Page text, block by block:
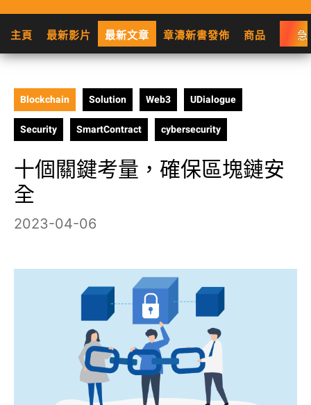
主頁 最新影片 最新文章 章濤新書發佈 商品 急
Blockchain Solution Web3 UDialogue
Security SmartContract cybersecurity
十個關鍵考量，確保區塊鏈安
全
2023-04-06